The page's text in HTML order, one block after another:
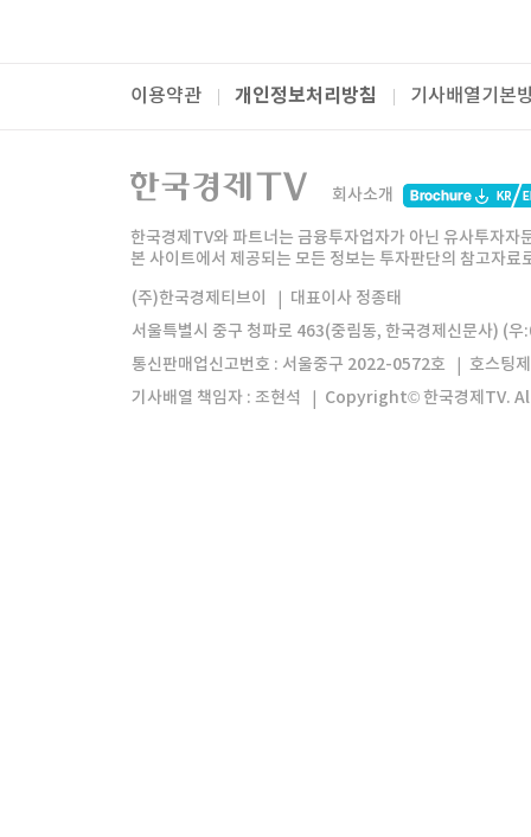
이용약관 개인정보처리방침 기사배열기본
패밀리사이트
한국경제TV
한경미디어그룹 한국경제신문 한국경제
모바일앱 한국경제TV앱
회사소개
한국경제TV와 파트너는 금융투자업자가 아닌 유사투자
본 사이트에서 제공되는 모든 정보는 투자판단의 참고자
(주)한국경제티브이
대표이사 정종태
서울특별시 중구 청파로 463(중림동, 한국경제신문사) (
통신판매업신고번호 : 서울중구 2022-0572호
호스팅
기사배열 책임자 : 조현석
Copyright© 한국경제TV.